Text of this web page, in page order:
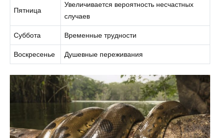
Пятница
Увеличивается вероятность несчастных
случаев
Суббота Временные трудности
Воскресенье Душевные переживания